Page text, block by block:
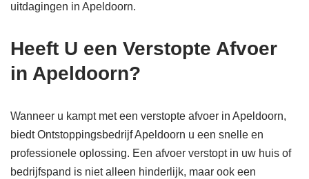
uitdagingen in Apeldoorn.
Heeft U een Verstopte Afvoer
in Apeldoorn?
Wanneer u kampt met een verstopte afvoer in Apeldoorn,
biedt Ontstoppingsbedrijf Apeldoorn u een snelle en
professionele oplossing. Een afvoer verstopt in uw huis of
bedrijfspand is niet alleen hinderlijk, maar ook een